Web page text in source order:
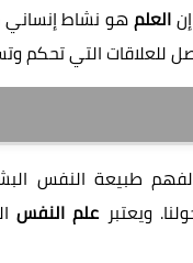
العلمهو نشاط
للعلاقات التي تحكم
طبيعة النفس
ويعتبرعلم النفس